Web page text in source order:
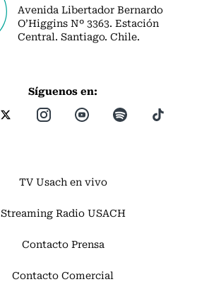
Avenida Libertador Bernardo
O’Higgins Nº 3363. Estación
Central. Santiago. Chile.
Síguenos en:
TV Usach en vivo
Streaming Radio USACH
Contacto Prensa
Contacto Comercial